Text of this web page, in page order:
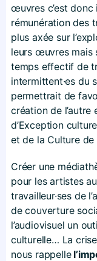
œuvres c’est donc
rémunération des
plus axée sur
leurs œuvres mais
temps effectif de
intermittent·es du
permettrait de
création de
d’Exception
et de la Culture
Créer une
pour les artistes
travailleur·ses de
de couverture
l’audiovisuel un
culturelle… La
nous rappelle